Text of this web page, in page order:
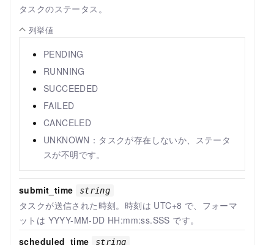
タスクのステータス。
列挙値
PENDING
RUNNING
SUCCEEDED
FAILED
CANCELED
UNKNOWN：タスクが存在しないか、ステータ
スが不明です。
submit_time string
タスクが送信された時刻。 時刻は UTC+8 で、 フォーマ
ットは YYYY-MM-DD HH:mm:ss.SSS です。
scheduled_time
string